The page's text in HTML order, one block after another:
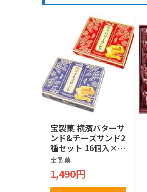
宝製菓 横濱バターサ
ンド&チーズサンド2
種セット 16個入×2
箱
宝製菓
1,490円